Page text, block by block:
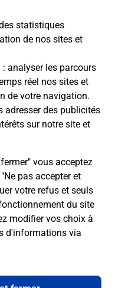
statistiques
de nos sites et
: analyser les parcours
réel nos sites et
de votre navigation.
adresser des publicités
sur notre site et
vous acceptez
pas accepter et
votre refus et seuls
du site
modifier vos choix à
d'informations via
jeudià 08h00
Isère